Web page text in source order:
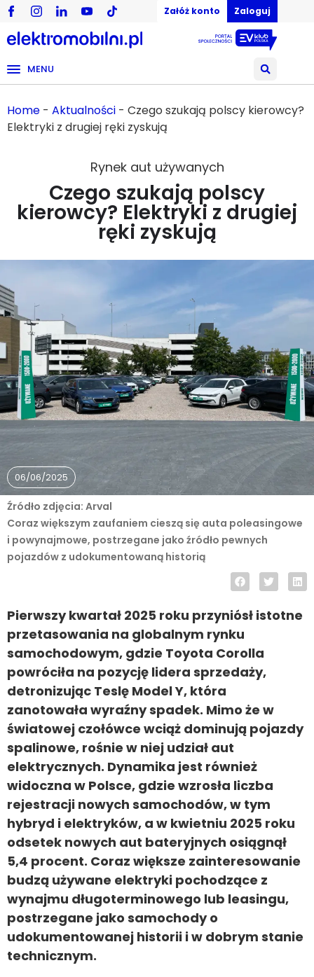
Załóż konto Zaloguj
MENU
Home - Aktualności - Czego szukają polscy kierowcy?
Elektryki z drugiej ręki zyskują
Rynek aut używanych
Czego szukają polscy
kierowcy? Elektryki z drugiej
ręki zyskują
06/06/2025
Coraz większym zaufaniem cieszą się auta poleasingowe
i powynajmowe, postrzegane jako źródło pewnych
pojazdów z udokumentowaną historią
Źródło zdjęcia: Arval
Pierwszy kwartał 2025 roku przyniósł istotne
przetasowania na globalnym rynku
samochodowym, gdzie Toyota Corolla
powróciła na pozycję lidera sprzedaży,
detronizując Teslę Model Y, która
zanotowała wyraźny spadek. Mimo że w
światowej czołówce wciąż dominują pojazdy
spalinowe, rośnie w niej udział aut
elektrycznych. Dynamika jest również
widoczna w Polsce, gdzie wzrosła liczba
rejestracji nowych samochodów, w tym
hybryd i elektryków, a w kwietniu 2025 roku
odsetek nowych aut bateryjnych osiągnął
5,4 procent. Coraz większe zainteresowanie
budzą używane elektryki pochodzące z
wynajmu długoterminowego lub leasingu,
postrzegane jako samochody o
udokumentowanej historii i w dobrym stanie
technicznym.